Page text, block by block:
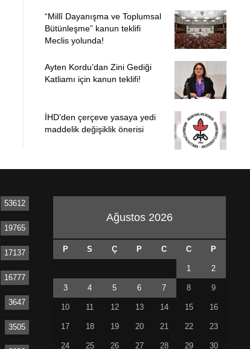
“Millî Dayanışma ve Toplumsal
Bütünleşme” kanun teklifi
Meclis yolunda!
Ayten Kordu’dan Zini Gediği
Katliamı için kanun teklifi!
İHD’den çerçeve yasaya yedi
maddelik değişiklik önerisi
53612
19765
17137
16777
3647
3505
Ağustos 2026
P S Ç P C C P
1 2
3 4 5 6 7 8 9
10 11 12 13 14 15 16
17 18 19 20 21 22 23
24 25 26 27 28 29 30